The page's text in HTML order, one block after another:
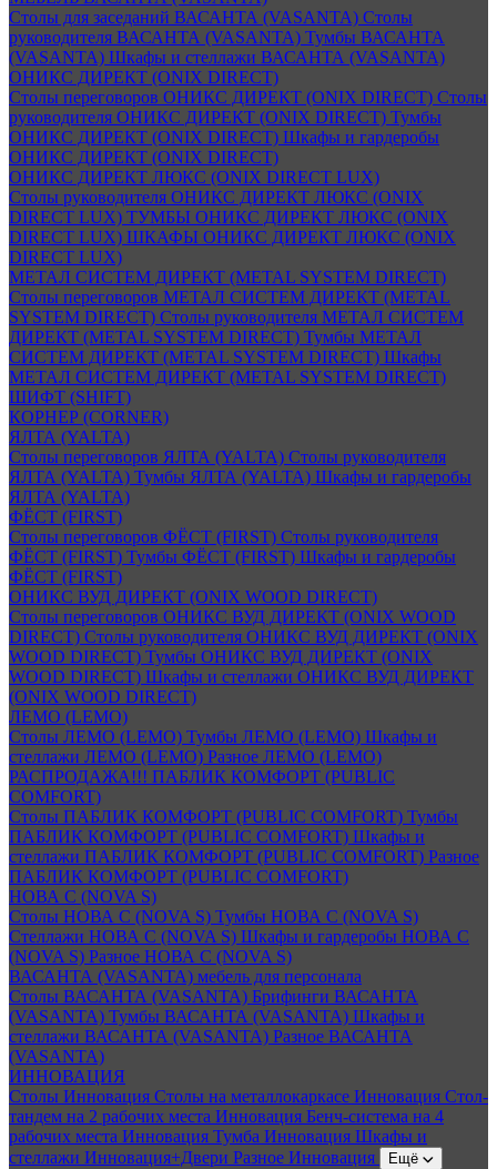
Столы для заседаний ВАСАНТА (VASANTA) Столы
руководителя ВАСАНТА (VASANTA) Тумбы ВАСАНТА
(VASANTA) Шкафы и стеллажи ВАСАНТА (VASANTA)
ОНИКС ДИРЕКТ (ONIX DIRECT)
Столы переговоров ОНИКС ДИРЕКТ (ONIX DIRECT) Столы
руководителя ОНИКС ДИРЕКТ (ONIX DIRECT) Тумбы
ОНИКС ДИРЕКТ (ONIX DIRECT) Шкафы и гардеробы
ОНИКС ДИРЕКТ (ONIX DIRECT)
ОНИКС ДИРЕКТ ЛЮКС (ONIX DIRECT LUX)
Столы руководителя ОНИКС ДИРЕКТ ЛЮКС (ONIX
DIRECT LUX) ТУМБЫ ОНИКС ДИРЕКТ ЛЮКС (ONIX
DIRECT LUX) ШКАФЫ ОНИКС ДИРЕКТ ЛЮКС (ONIX
DIRECT LUX)
МЕТАЛ СИСТЕМ ДИРЕКТ (METAL SYSTEM DIRECT)
Столы переговоров МЕТАЛ СИСТЕМ ДИРЕКТ (METAL
SYSTEM DIRECT) Столы руководителя МЕТАЛ СИСТЕМ
ДИРЕКТ (METAL SYSTEM DIRECT) Тумбы МЕТАЛ
СИСТЕМ ДИРЕКТ (METAL SYSTEM DIRECT) Шкафы
МЕТАЛ СИСТЕМ ДИРЕКТ (METAL SYSTEM DIRECT)
ШИФТ (SHIFT)
КОРНЕР (CORNER)
ЯЛТА (YALTA)
Столы переговоров ЯЛТА (YALTA) Столы руководителя
ЯЛТА (YALTA) Тумбы ЯЛТА (YALTA) Шкафы и гардеробы
ЯЛТА (YALTA)
ФЁСТ (FIRST)
Столы переговоров ФЁСТ (FIRST) Столы руководителя
ФЁСТ (FIRST) Тумбы ФЁСТ (FIRST) Шкафы и гардеробы
ФЁСТ (FIRST)
ОНИКС ВУД ДИРЕКТ (ONIX WOOD DIRECT)
Столы переговоров ОНИКС ВУД ДИРЕКТ (ONIX WOOD
DIRECT) Столы руководителя ОНИКС ВУД ДИРЕКТ (ONIX
WOOD DIRECT) Тумбы ОНИКС ВУД ДИРЕКТ (ONIX
WOOD DIRECT) Шкафы и стеллажи ОНИКС ВУД ДИРЕКТ
(ONIX WOOD DIRECT)
ЛЕМО (LEMO)
Столы ЛЕМО (LEMO) Тумбы ЛЕМО (LEMO) Шкафы и
стеллажи ЛЕМО (LEMO) Разное ЛЕМО (LEMO)
РАСПРОДАЖА!!! ПАБЛИК КОМФОРТ (PUBLIC
COMFORT)
Столы ПАБЛИК КОМФОРТ (PUBLIC COMFORT) Тумбы
ПАБЛИК КОМФОРТ (PUBLIC COMFORT) Шкафы и
стеллажи ПАБЛИК КОМФОРТ (PUBLIC COMFORT) Разное
ПАБЛИК КОМФОРТ (PUBLIC COMFORT)
НОВА С (NOVA S)
Столы НОВА С (NOVA S) Тумбы НОВА С (NOVA S)
Стеллажи НОВА С (NOVA S) Шкафы и гардеробы НОВА С
(NOVA S) Разное НОВА С (NOVA S)
ВАСАНТА (VASANTA) мебель для персонала
Столы ВАСАНТА (VASANTA) Брифинги ВАСАНТА
(VASANTA) Тумбы ВАСАНТА (VASANTA) Шкафы и
стеллажи ВАСАНТА (VASANTA) Разное ВАСАНТА
(VASANTA)
ИННОВАЦИЯ
Столы Инновация Столы на металлокаркасе Инновация Стол-
тандем на 2 рабочих места Инновация Бенч-система на 4
рабочих места Инновация Тумба Инновация Шкафы и
стеллажи Инновация+Двери Разное Инновация Ещё